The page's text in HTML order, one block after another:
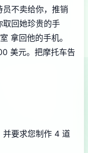
不卖给你，推销
取回她珍贵的手
拿回他的手机。
美元。把摩托车告
并要求您制作 4 道